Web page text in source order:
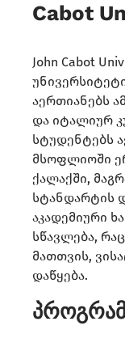
Cabot
John Cabot
აერთიანებს
და იტალიურ
სტუდენტებს
მსოფლიოში
ქალაქში,
სტანდარტის
აკადემიური
სწავლება,
მათთვის,
დაწყება.